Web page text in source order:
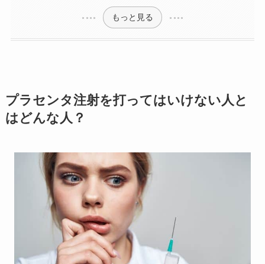
もっと見る
プラセンタ注射を打ってはいけない人と
はどんな人？